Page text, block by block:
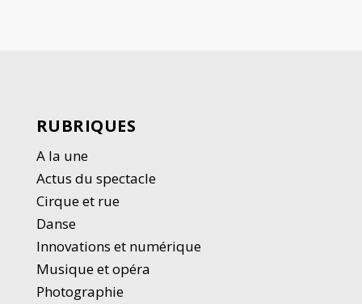
RUBRIQUES
A la une
Actus du spectacle
Cirque et rue
Danse
Innovations et numérique
Musique et opéra
Photographie